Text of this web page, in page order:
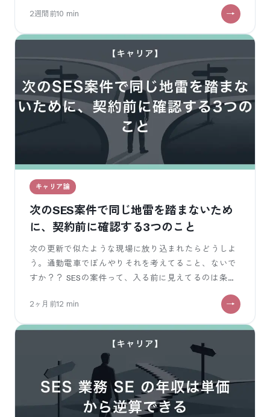
2週間前10 min
キャリア論
次のSES案件で同じ地雷を踏まないため
に、契約前に確認する3つのこと
次の更新で似たような現場に放り込まれたらどうしよ
う。通勤電車でぼんやりそれを考えてること、ないで
すか？？ SESの案件って、入る前に見えてるのは条件
2ヶ月前12 min